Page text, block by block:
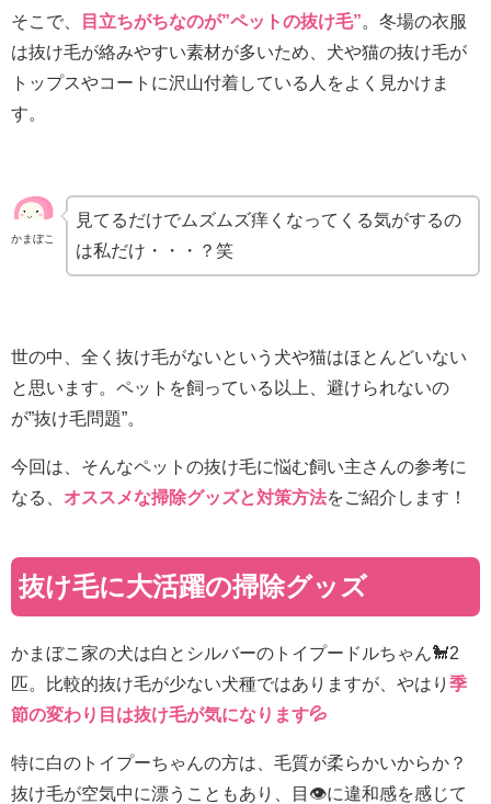
そこで、 目立ちがちなのが”ペットの抜け毛”。冬場の衣服
は抜け毛が絡みやすい素材が多いため、犬や猫の抜け毛が
トップスやコートに沢山付着している人をよく見かけま
す。
かまぼこ
見てるだけでムズムズ痒くなってくる気がするの
は私だけ・・・？笑
世の中、全く抜け毛がないという犬や猫はほとんどいない
と思います。ペットを飼っている以上、避けられないの
が”抜け毛問題”。
今回は、そんなペットの抜け毛に悩む飼い主さんの参考に
なる、 オススメな掃除グッズと対策方法をご紹介します！
抜け毛に大活躍の掃除グッズ
かまぼこ家の犬は白とシルバーのトイプードルちゃん🐩2
匹。比較的抜け毛が少ない犬種ではありますが、やはり 季
節の変わり目は抜け毛が気になります💦
特に白のトイプーちゃんの方は、毛質が柔らかいからか？
抜け毛が空気中に漂うこともあり、目👁に違和感を感じて